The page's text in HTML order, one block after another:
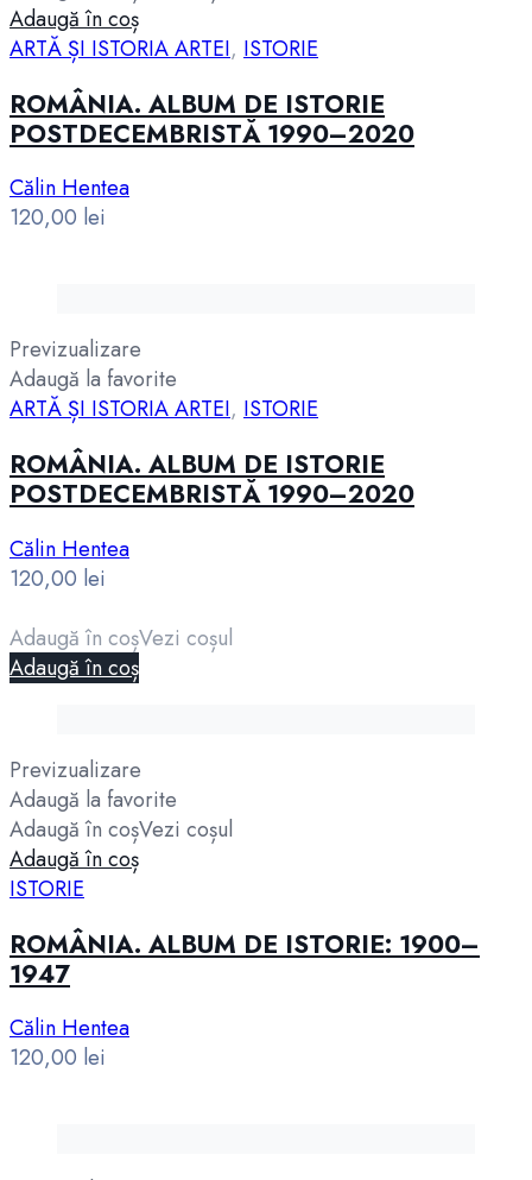
Adaugă în coș
ARTĂ ȘI ISTORIA ARTEI, ISTORIE
ROMÂNIA. ALBUM DE ISTORIE
POSTDECEMBRISTĂ 1990–2020
Călin Hentea
120,00 lei
Previzualizare
Adaugă la favorite
ARTĂ ȘI ISTORIA ARTEI, ISTORIE
ROMÂNIA. ALBUM DE ISTORIE
POSTDECEMBRISTĂ 1990–2020
Călin Hentea
120,00 lei
Adaugă în coșVezi coșul
Adaugă în coș
Previzualizare
Adaugă la favorite
Adaugă în coșVezi coșul
Adaugă în coș
ISTORIE
ROMÂNIA. ALBUM DE ISTORIE: 1900–
1947
Călin Hentea
120,00 lei